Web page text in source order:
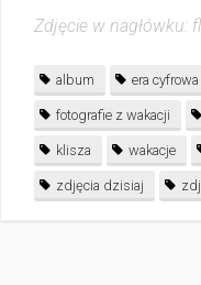
Zdjęcie w
album era cyfrowa
fotografie z wakacji
klisza wakacje
zdjęcia dzisiaj